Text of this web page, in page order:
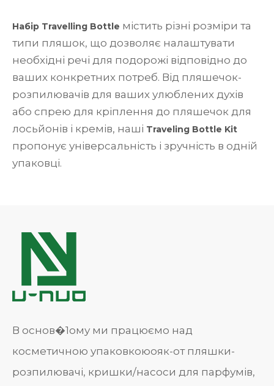
Набір Travelling Bottle містить різні розміри та
типи пляшок, що дозволяє налаштувати
необхідні речі для подорожі відповідно до
ваших конкретних потреб. Від пляшечок-
розпилювачів для ваших улюблених духів
або спрею для кріплення до пляшечок для
лосьйонів і кремів, наші Traveling Bottle Kit
пропонує універсальність і зручність в одній
упаковці.
В основ�1ому ми працюємо над
косметичною упаковкоюояк-от пляшки-
розпилювачі, кришки/насоси для парфумів,